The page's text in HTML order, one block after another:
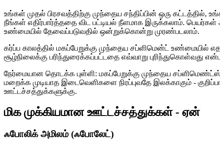
உங்கள் முதல் பிரசவத்திற்கு முந்தைய சந்திப்பின் ஒரு
நீங்கள் எதிர்பார்த்ததை விட பட்டியல் நீளமாக இருக்கலாம்.
உண்மையில் தேவைப்படுவதில் ஒன்றுக்கொன்று முரண்படலாம்.
கர்ப்ப காலத்தில் மகப்பேறுக்கு முந்தைய சப்ளிமென்ட் உண்மையில்
சூழ்நிலைக்கு பரிந்துரைக்கப்பட்டதை எவ்வாறு புரிந்துகொள்வது
நேர்மையான தொடக்க புள்ளி: மகப்பேறுக்கு முந்தைய
மறைக்க முடியாத இடைவெளிகளை நிரப்புவதே இலக்காகும் -
ஊட்டச்சத்துக்களுக்கு.
மிக முக்கியமான ஊட்டச்சத்துக்கள் - ஏன்
ஃபோலிக் அமிலம் (ஃபோலேட்)